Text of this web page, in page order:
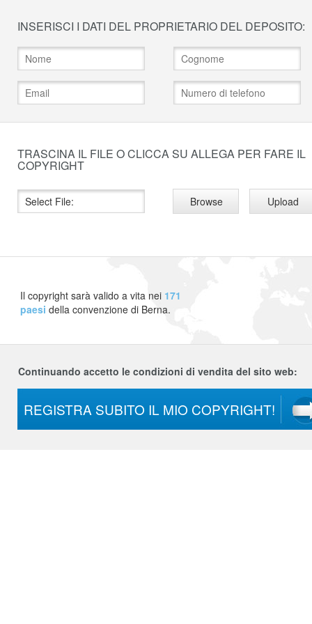
INSERISCI I DATI DEL PROPRIETARIO DEL DEPOSITO:
TRASCINA IL FILE O CLICCA SU ALLEGA PER FARE IL
COPYRIGHT
Browse Upload
Il copyright sarà valido a vita nei 171
paesi della convenzione di Berna.
Continuando accetto le condizioni di vendita del sito web: